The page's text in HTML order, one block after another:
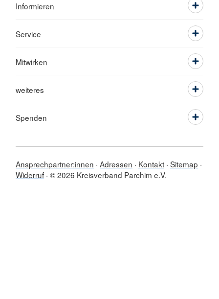
Informieren
Service
Mitwirken
weiteres
Spenden
Ansprechpartner:innen Adressen Kontakt Sitemap
Widerruf © 2026 Kreisverband Parchim e.V.